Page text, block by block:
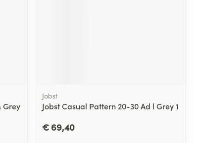
Grey
Jobst
Jobst Casual Pattern 20-30 Ad l Grey 1
€ 69,40